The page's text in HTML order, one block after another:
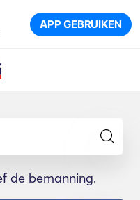
APP GEBRUIKEN
de bemanning.